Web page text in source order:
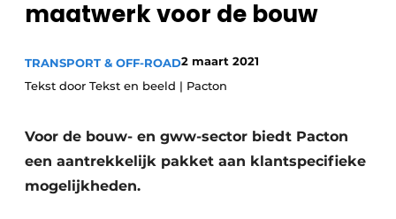
Privacy / Cookie statement
Vacatures
maatwerk voor de bouw
TRANSPORT & OFF-ROAD2 maart 2021
Tekst door Tekst en beeld | Pacton
Voor de bouw- en gww-sector biedt Pacton
een aantrekkelijk pakket aan klantspecifieke
mogelijkheden.